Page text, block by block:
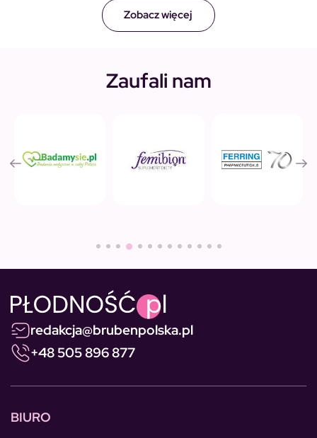
Zobacz więcej
Zaufali nam
redakcja@brubenpolska.pl
+48 505 896 877
BIURO